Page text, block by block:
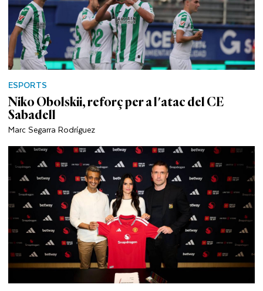
ESPORTS
Niko Obolskii, reforç per a l'atac del CE
Sabadell
Marc Segarra Rodríguez